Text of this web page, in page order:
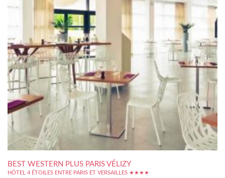
BEST WESTERN PLUS PARIS VÉLIZY
HÔTEL 4 ÉTOILES ENTRE PARIS ET VERSAILLES ★★★★